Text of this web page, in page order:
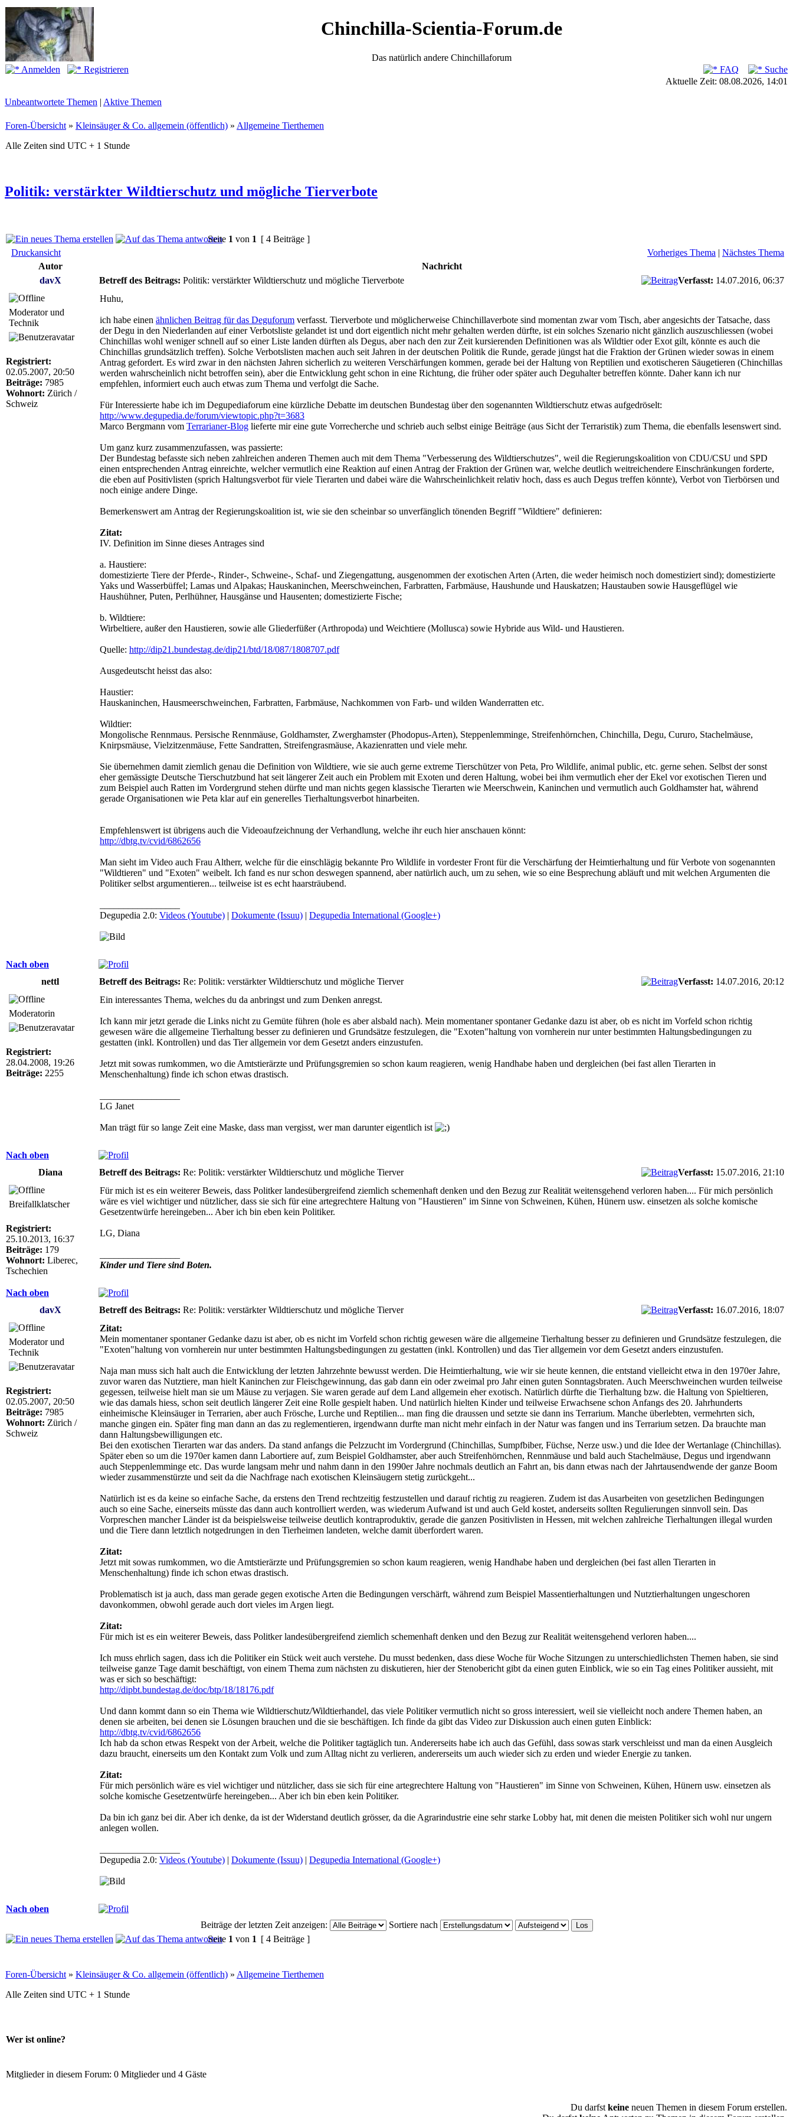
Chinchilla-Scientia-Forum.de
Das natürlich andere Chinchillaforum
Anmelden
Registrieren FAQ
Suche
Aktuelle Zeit: 08.08.2026, 14:01
Unbeantwortete Themen | Aktive Themen
Foren-Übersicht » Kleinsäuger & Co. allgemein (öffentlich) » Allgemeine Tierthemen
Alle Zeiten sind UTC + 1 Stunde
Politik: verstärkter Wildtierschutz und mögliche Tierverbote
Seite 1 von 1 [ 4 Beiträge ]
Druckansicht
Vorheriges Thema | Nächstes Thema
Autor
Nachricht
davX
Betreff des Beitrags: Politik: verstärkter Wildtierschutz und mögliche Tierverbote Verfasst: 14.07.2016, 06:37
Moderator und
Technik
Registriert:
02.05.2007, 20:50
Beiträge: 7985
Wohnort: Zürich /
Schweiz
Huhu,
ich habe einen ähnlichen Beitrag für das Deguforum verfasst. Tierverbote und möglicherweise Chinchillaverbote sind momentan zwar vom Tisch, aber angesichts der Tatsache, dass
der Degu in den Niederlanden auf einer Verbotsliste gelandet ist und dort eigentlich nicht mehr gehalten werden dürfte, ist ein solches Szenario nicht gänzlich auszuschliessen (wobei
Chinchillas wohl weniger schnell auf so einer Liste landen dürften als Degus, aber nach den zur Zeit kursierenden Definitionen was als Wildtier oder Exot gilt, könnte es auch die
Chinchillas grundsätzlich treffen). Solche Verbotslisten machen auch seit Jahren in der deutschen Politik die Runde, gerade jüngst hat die Fraktion der Grünen wieder sowas in einem
Antrag gefordert. Es wird zwar in den nächsten Jahren sicherlich zu weiteren Verschärfungen kommen, gerade bei der Haltung von Reptilien und exotischeren Säugetieren (Chinchillas
werden wahrscheinlich nicht betroffen sein), aber die Entwicklung geht schon in eine Richtung, die früher oder später auch Deguhalter betreffen könnte. Daher kann ich nur
empfehlen, informiert euch auch etwas zum Thema und verfolgt die Sache.
Für Interessierte habe ich im Degupediaforum eine kürzliche Debatte im deutschen Bundestag über den sogenannten Wildtierschutz etwas aufgedröselt:
http://www.degupedia.de/forum/viewtopic.php?t=3683
Marco Bergmann vom Terrarianer-Blog lieferte mir eine gute Vorrecherche und schrieb auch selbst einige Beiträge (aus Sicht der Terraristik) zum Thema, die ebenfalls lesenswert sind.
Um ganz kurz zusammenzufassen, was passierte:
Der Bundestag befasste sich neben zahlreichen anderen Themen auch mit dem Thema "Verbesserung des Wildtierschutzes", weil die Regierungskoalition von CDU/CSU und SPD
einen entsprechenden Antrag einreichte, welcher vermutlich eine Reaktion auf einen Antrag der Fraktion der Grünen war, welche deutlich weitreichendere Einschränkungen forderte,
die eben auf Positivlisten (sprich Haltungsverbot für viele Tierarten und dabei wäre die Wahrscheinlichkeit relativ hoch, dass es auch Degus treffen könnte), Verbot von Tierbörsen und
noch einige andere Dinge.
Bemerkenswert am Antrag der Regierungskoalition ist, wie sie den scheinbar so unverfänglich tönenden Begriff "Wildtiere" definieren:
Zitat:
IV. Definition im Sinne dieses Antrages sind
a. Haustiere:
domestizierte Tiere der Pferde-, Rinder-, Schweine-, Schaf- und Ziegengattung, ausgenommen der exotischen Arten (Arten, die weder heimisch noch domestiziert sind); domestizierte
Yaks und Wasserbüffel; Lamas und Alpakas; Hauskaninchen, Meerschweinchen, Farbratten, Farbmäuse, Haushunde und Hauskatzen; Haustauben sowie Hausgeflügel wie
Haushühner, Puten, Perlhühner, Hausgänse und Hausenten; domestizierte Fische;
b. Wildtiere:
Wirbeltiere, außer den Haustieren, sowie alle Gliederfüßer (Arthropoda) und Weichtiere (Mollusca) sowie Hybride aus Wild- und Haustieren.
Quelle: http://dip21.bundestag.de/dip21/btd/18/087/1808707.pdf
Ausgedeutscht heisst das also:
Haustier:
Hauskaninchen, Hausmeerschweinchen, Farbratten, Farbmäuse, Nachkommen von Farb- und wilden Wanderratten etc.
Wildtier:
Mongolische Rennmaus. Persische Rennmäuse, Goldhamster, Zwerghamster (Phodopus-Arten), Steppenlemminge, Streifenhörnchen, Chinchilla, Degu, Cururo, Stachelmäuse,
Knirpsmäuse, Vielzitzenmäuse, Fette Sandratten, Streifengrasmäuse, Akazienratten und viele mehr.
Sie übernehmen damit ziemlich genau die Definition von Wildtiere, wie sie auch gerne extreme Tierschützer von Peta, Pro Wildlife, animal public, etc. gerne sehen. Selbst der sonst
eher gemässigte Deutsche Tierschutzbund hat seit längerer Zeit auch ein Problem mit Exoten und deren Haltung, wobei bei ihm vermutlich eher der Ekel vor exotischen Tieren und
zum Beispiel auch Ratten im Vordergrund stehen dürfte und man nichts gegen klassische Tierarten wie Meerschwein, Kaninchen und vermutlich auch Goldhamster hat, während
gerade Organisationen wie Peta klar auf ein generelles Tierhaltungsverbot hinarbeiten.
Empfehlenswert ist übrigens auch die Videoaufzeichnung der Verhandlung, welche ihr euch hier anschauen könnt:
http://dbtg.tv/cvid/6862656
Man sieht im Video auch Frau Altherr, welche für die einschlägig bekannte Pro Wildlife in vordester Front für die Verschärfung der Heimtierhaltung und für Verbote von sogenannten
"Wildtieren" und "Exoten" weibelt. Ich fand es nur schon deswegen spannend, aber natürlich auch, um zu sehen, wie so eine Besprechung abläuft und mit welchen Argumenten die
Politiker selbst argumentieren... teilweise ist es echt haarsträubend.
Degupedia 2.0: Videos (Youtube) | Dokumente (Issuu) | Degupedia International (Google+)
Nach oben
nettl
Betreff des Beitrags: Re: Politik: verstärkter Wildtierschutz und mögliche Tierver Verfasst: 14.07.2016, 20:12
Moderatorin
Registriert:
28.04.2008, 19:26
Beiträge: 2255
Ein interessantes Thema, welches du da anbringst und zum Denken anregst.
Ich kann mir jetzt gerade die Links nicht zu Gemüte führen (hole es aber alsbald nach). Mein momentaner spontaner Gedanke dazu ist aber, ob es nicht im Vorfeld schon richtig
gewesen wäre die allgemeine Tierhaltung besser zu definieren und Grundsätze festzulegen, die "Exoten"haltung von vornherein nur unter bestimmten Haltungsbedingungen zu
gestatten (inkl. Kontrollen) und das Tier allgemein vor dem Gesetzt anders einzustufen.
Jetzt mit sowas rumkommen, wo die Amtstierärzte und Prüfungsgremien so schon kaum reagieren, wenig Handhabe haben und dergleichen (bei fast allen Tierarten in
Menschenhaltung) finde ich schon etwas drastisch.
LG Janet
Man trägt für so lange Zeit eine Maske, dass man vergisst, wer man darunter eigentlich ist
Nach oben
Diana
Betreff des Beitrags: Re: Politik: verstärkter Wildtierschutz und mögliche Tierver Verfasst: 15.07.2016, 21:10
Breifallklatscher
Registriert:
25.10.2013, 16:37
Beiträge: 179
Wohnort: Liberec,
Tschechien
Für mich ist es ein weiterer Beweis, dass Politker landesübergreifend ziemlich schemenhaft denken und den Bezug zur Realität weitensgehend verloren haben.... Für mich persönlich
wäre es viel wichtiger und nützlicher, dass sie sich für eine artegrechtere Haltung von "Haustieren" im Sinne von Schweinen, Kühen, Hünern usw. einsetzen als solche komische
Gesetzentwürfe hereingeben... Aber ich bin eben kein Politiker.
LG, Diana
Kinder und Tiere sind Boten.
Nach oben
davX
Betreff des Beitrags: Re: Politik: verstärkter Wildtierschutz und mögliche Tierver Verfasst: 16.07.2016, 18:07
Moderator und
Technik
Registriert:
02.05.2007, 20:50
Beiträge: 7985
Wohnort: Zürich /
Schweiz
Zitat:
Mein momentaner spontaner Gedanke dazu ist aber, ob es nicht im Vorfeld schon richtig gewesen wäre die allgemeine Tierhaltung besser zu definieren und Grundsätze festzulegen, die
"Exoten"haltung von vornherein nur unter bestimmten Haltungsbedingungen zu gestatten (inkl. Kontrollen) und das Tier allgemein vor dem Gesetzt anders einzustufen.
Naja man muss sich halt auch die Entwicklung der letzten Jahrzehnte bewusst werden. Die Heimtierhaltung, wie wir sie heute kennen, die entstand vielleicht etwa in den 1970er Jahre,
zuvor waren das Nutztiere, man hielt Kaninchen zur Fleischgewinnung, das gab dann ein oder zweimal pro Jahr einen guten Sonntagsbraten. Auch Meerschweinchen wurden teilweise
gegessen, teilweise hielt man sie um Mäuse zu verjagen. Sie waren gerade auf dem Land allgemein eher exotisch. Natürlich dürfte die Tierhaltung bzw. die Haltung von Spieltieren,
wie das damals hiess, schon seit deutlich längerer Zeit eine Rolle gespielt haben. Und natürlich hielten Kinder und teilweise Erwachsene schon Anfangs des 20. Jahrhunderts
einheimische Kleinsäuger in Terrarien, aber auch Frösche, Lurche und Reptilien... man fing die draussen und setzte sie dann ins Terrarium. Manche überlebten, vermehrten sich,
manche gingen ein. Später fing man dann an das zu reglementieren, irgendwann durfte man nicht mehr einfach in der Natur was fangen und ins Terrarium setzen. Da brauchte man
dann Haltungsbewilligungen etc.
Bei den exotischen Tierarten war das anders. Da stand anfangs die Pelzzucht im Vordergrund (Chinchillas, Sumpfbiber, Füchse, Nerze usw.) und die Idee der Wertanlage (Chinchillas).
Später eben so um die 1970er kamen dann Labortiere auf, zum Beispiel Goldhamster, aber auch Streifenhörnchen, Rennmäuse und bald auch Stachelmäuse, Degus und irgendwann
auch Steppenlemminge etc. Das wurde langsam mehr und nahm dann in den 1990er Jahre nochmals deutlich an Fahrt an, bis dann etwas nach der Jahrtausendwende der ganze Boom
wieder zusammenstürzte und seit da die Nachfrage nach exotischen Kleinsäugern stetig zurückgeht...
Natürlich ist es da keine so einfache Sache, da erstens den Trend rechtzeitig festzustellen und darauf richtig zu reagieren. Zudem ist das Ausarbeiten von gesetzlichen Bedingungen
auch so eine Sache, einerseits müsste das dann auch kontrolliert werden, was wiederum Aufwand ist und auch Geld kostet, anderseits sollten Regulierungen sinnvoll sein. Das
Vorpreschen mancher Länder ist da beispielsweise teilweise deutlich kontraproduktiv, gerade die ganzen Positivlisten in Hessen, mit welchen zahlreiche Tierhaltungen illegal wurden
und die Tiere dann letztlich notgedrungen in den Tierheimen landeten, welche damit überfordert waren.
Zitat:
Jetzt mit sowas rumkommen, wo die Amtstierärzte und Prüfungsgremien so schon kaum reagieren, wenig Handhabe haben und dergleichen (bei fast allen Tierarten in
Menschenhaltung) finde ich schon etwas drastisch.
Problematisch ist ja auch, dass man gerade gegen exotische Arten die Bedingungen verschärft, während zum Beispiel Massentierhaltungen und Nutztierhaltungen ungeschoren
davonkommen, obwohl gerade auch dort vieles im Argen liegt.
Zitat:
Für mich ist es ein weiterer Beweis, dass Politker landesübergreifend ziemlich schemenhaft denken und den Bezug zur Realität weitensgehend verloren haben....
Ich muss ehrlich sagen, dass ich die Politiker ein Stück weit auch verstehe. Du musst bedenken, dass diese Woche für Woche Sitzungen zu unterschiedlichsten Themen haben, sie sind
teilweise ganze Tage damit beschäftigt, von einem Thema zum nächsten zu diskutieren, hier der Stenobericht gibt da einen guten Einblick, wie so ein Tag eines Politiker aussieht, mit
was er sich so beschäftigt:
http://dipbt.bundestag.de/doc/btp/18/18176.pdf
Und dann kommt dann so ein Thema wie Wildtierschutz/Wildtierhandel, das viele Politiker vermutlich nicht so gross interessiert, weil sie vielleicht noch andere Themen haben, an
denen sie arbeiten, bei denen sie Lösungen brauchen und die sie beschäftigen. Ich finde da gibt das Video zur Diskussion auch einen guten Einblick:
http://dbtg.tv/cvid/6862656
Ich hab da schon etwas Respekt von der Arbeit, welche die Politiker tagtäglich tun. Andererseits habe ich auch das Gefühl, dass sowas stark verschleisst und man da einen Ausgleich
dazu braucht, einerseits um den Kontakt zum Volk und zum Alltag nicht zu verlieren, andererseits um auch wieder sich zu erden und wieder Energie zu tanken.
Zitat:
Für mich persönlich wäre es viel wichtiger und nützlicher, dass sie sich für eine artegrechtere Haltung von "Haustieren" im Sinne von Schweinen, Kühen, Hünern usw. einsetzen als
solche komische Gesetzentwürfe hereingeben... Aber ich bin eben kein Politiker.
Da bin ich ganz bei dir. Aber ich denke, da ist der Widerstand deutlich grösser, da die Agrarindustrie eine sehr starke Lobby hat, mit denen die meisten Politiker sich wohl nur ungern
anlegen wollen.
Degupedia 2.0: Videos (Youtube) | Dokumente (Issuu) | Degupedia International (Google+)
Nach oben
Beiträge der letzten Zeit anzeigen:
Sortiere nach
Seite 1 von 1 [ 4 Beiträge ]
Foren-Übersicht » Kleinsäuger & Co. allgemein (öffentlich) » Allgemeine Tierthemen
Alle Zeiten sind UTC + 1 Stunde
Wer ist online?
Mitglieder in diesem Forum: 0 Mitglieder und 4 Gäste
Du darfst keine neuen Themen in diesem Forum erstellen.